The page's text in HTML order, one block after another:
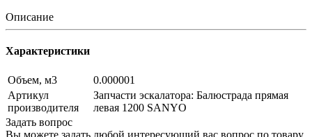
Описание
Характеристики
Объем, м3
0.000001
Артикул
производителя
Запчасти эскалатора: Балюстрада прямая
левая 1200 SANYO
Задать вопрос